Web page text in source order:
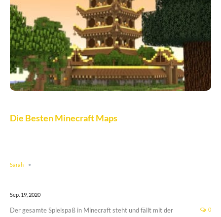
Die Besten Minecraft Maps
Sarah
Sep. 19, 2020
0
Der gesamte Spielspaß in Minecraft steht und fällt mit der